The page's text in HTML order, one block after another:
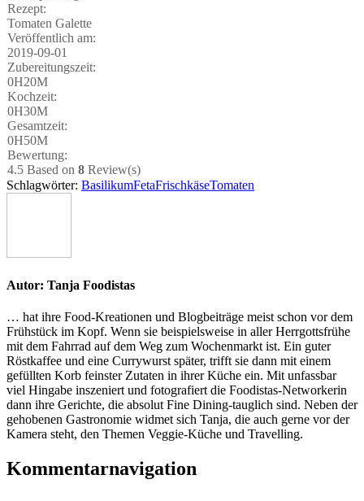
Rezept:
Toma­ten Galette
Ver­öf­fent­lich am:
2019-09-01
Zube­rei­tungs­zeit:
0H20M
Koch­zeit:
0H30M
Gesamt­zeit:
0H50M
Bewer­tung:
4.5 Based on 8 Review(s)
Schlagwörter: BasilikumFetaFrischkäseTomaten
Autor: Tanja Foodistas
… hat ihre Food-Kreationen und Blogbeiträge meist schon vor dem
Frühstück im Kopf. Wenn sie beispielsweise in aller Herrgottsfrühe
mit dem Fahrrad auf dem Weg zum Wochenmarkt ist. Ein guter
Röstkaffee und eine Currywurst später, trifft sie dann mit einem
gefüllten Korb feinster Zutaten in ihrer Küche ein. Mit unfassbar
viel Hingabe inszeniert und fotografiert die Foodistas-Networkerin
dann ihre Gerichte, die absolut Fine Dining-tauglich sind. Neben der
gehobenen Gastronomie widmet sich Tanja, die auch gerne vor der
Kamera steht, den Themen Veggie-Küche und Travelling.
Kommentarnavigation